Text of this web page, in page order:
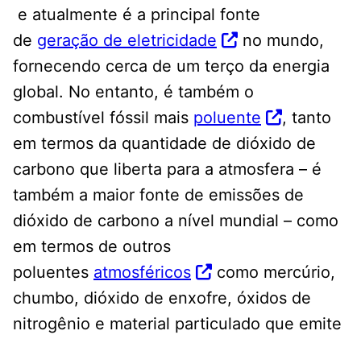
e atualmente é a principal fonte
de geração de eletricidade
no mundo,
fornecendo cerca de um terço da energia
global. No entanto, é também o
combustível fóssil mais poluente
, tanto
em termos da quantidade de dióxido de
carbono que liberta para a atmosfera – é
também a maior fonte de emissões de
dióxido de carbono a nível mundial – como
em termos de outros
poluentes atmosféricos
como mercúrio,
chumbo, dióxido de enxofre, óxidos de
nitrogênio e material particulado que emite